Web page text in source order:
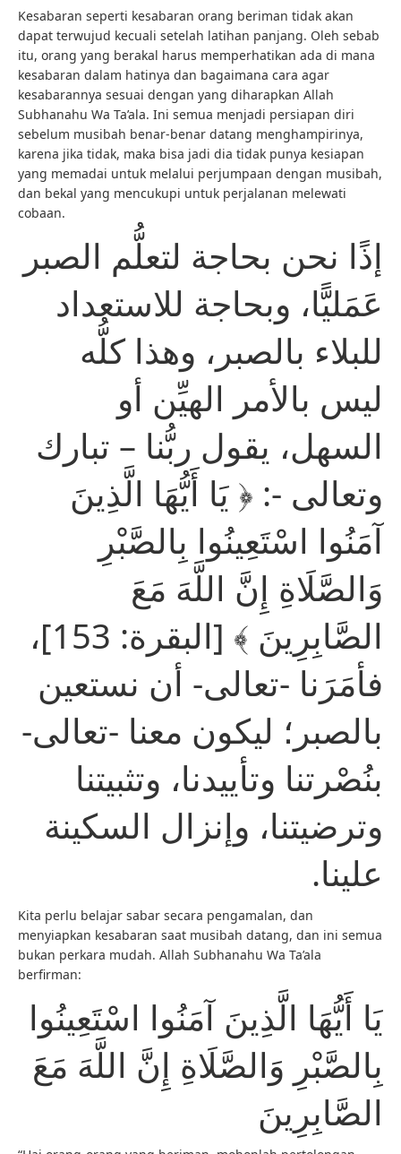
Kesabaran seperti kesabaran orang beriman tidak akan
dapat terwujud kecuali setelah latihan panjang. Oleh sebab
itu, orang yang berakal harus memperhatikan ada di mana
kesabaran dalam hatinya dan bagaimana cara agar
kesabarannya sesuai dengan yang diharapkan Allah
Subhanahu Wa Ta’ala. Ini semua menjadi persiapan diri
sebelum musibah benar-benar datang menghampirinya,
karena jika tidak, maka bisa jadi dia tidak punya kesiapan
yang memadai untuk melalui perjumpaan dengan musibah,
dan bekal yang mencukupi untuk perjalanan melewati
cobaan.
إذًا نحن بحاجة لتعلُّم الصبر
عَمَليًّا، وبحاجة للاستعداد
للبلاء بالصبر، وهذا كلُّه
ليس بالأمر الهيِّن أو
السهل، يقول ربُّنا – تبارك
وتعالى -: ﴿ يَا أَيُّهَا الَّذِينَ
آمَنُوا اسْتَعِينُوا بِالصَّبْرِ
وَالصَّلَاةِ إِنَّ اللَّهَ مَعَ
الصَّابِرِينَ ﴾ [البقرة: 153]،
فأمَرَنا -تعالى- أن نستعين
بالصبر؛ ليكون معنا -تعالى-
بنُصْرتنا وتأييدنا، وتثبيتنا
وترضيتنا، وإنزال السكينة
علينا.
Kita perlu belajar sabar secara pengamalan, dan
menyiapkan kesabaran saat musibah datang, dan ini semua
bukan perkara mudah. Allah Subhanahu Wa Ta’ala
berfirman:
يَا أَيُّهَا الَّذِينَ آمَنُوا اسْتَعِينُوا
بِالصَّبْرِ وَالصَّلَاةِ إِنَّ اللَّهَ مَعَ
الصَّابِرِينَ